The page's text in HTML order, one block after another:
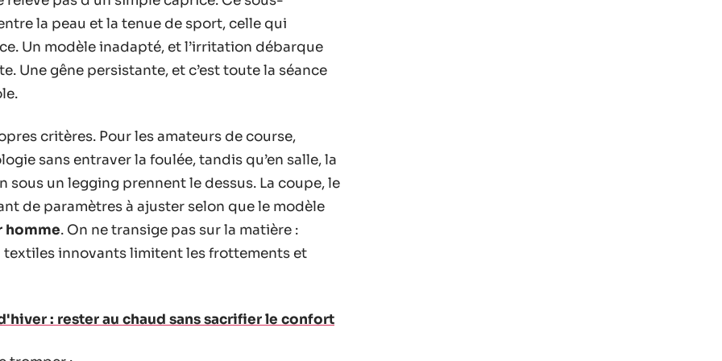
la peau et la tenue de sport, celle qui
Un modèle inadapté, et l’irritation débarque
Une gêne persistante, et c’est toute la séance
critères. Pour les amateurs de course,
sans entraver la foulée, tandis qu’en salle, la
un legging prennent le dessus. La coupe, le
de paramètres à ajuster selon que le modèle
homme. On ne transige pas sur la matière :
innovants limitent les frottements et
: rester au chaud sans sacrifier le confort